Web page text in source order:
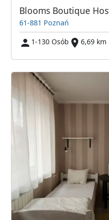
Blooms Boutique
61-881 Poznań
1-130 Osób
6,69 km